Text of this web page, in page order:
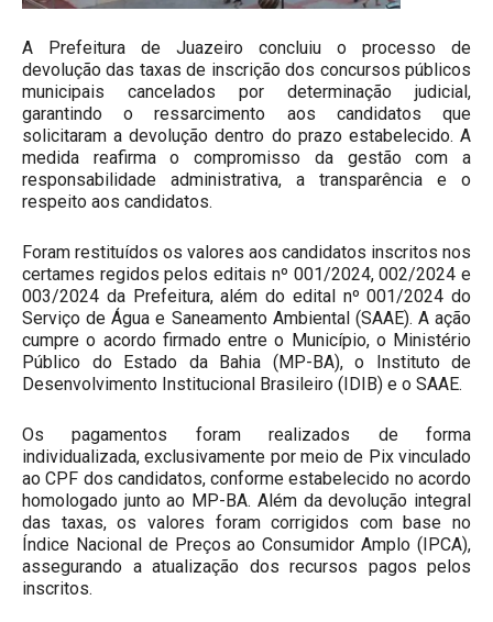
A Prefeitura de Juazeiro concluiu o processo de
devolução das taxas de inscrição dos concursos públicos
municipais cancelados por determinação judicial,
garantindo o ressarcimento aos candidatos que
solicitaram a devolução dentro do prazo estabelecido. A
medida reafirma o compromisso da gestão com a
responsabilidade administrativa, a transparência e o
respeito aos candidatos.
Foram restituídos os valores aos candidatos inscritos nos
certames regidos pelos editais nº 001/2024, 002/2024 e
003/2024 da Prefeitura, além do edital nº 001/2024 do
Serviço de Água e Saneamento Ambiental (SAAE). A ação
cumpre o acordo firmado entre o Município, o Ministério
Público do Estado da Bahia (MP-BA), o Instituto de
Desenvolvimento Institucional Brasileiro (IDIB) e o SAAE.
Os pagamentos foram realizados de forma
individualizada, exclusivamente por meio de Pix vinculado
ao CPF dos candidatos, conforme estabelecido no acordo
homologado junto ao MP-BA. Além da devolução integral
das taxas, os valores foram corrigidos com base no
Índice Nacional de Preços ao Consumidor Amplo (IPCA),
assegurando a atualização dos recursos pagos pelos
inscritos.